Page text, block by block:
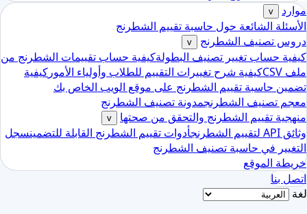
موارد
v
الأسئلة الشائعة حول حاسبة تقييم الشطرنج
دروس تصنيف الشطرنج
v
كيفية حساب تغيير تصنيف البطولةكيفية حساب تقييمات الشطرنج من
ملف CSV
كيفية شرح تغييرات التقييم للطلاب وأولياء الأمور كيفية
تضمين حاسبة تقييم الشطرنج على موقع الويب الخاص بك
معجم تصنيف الشطرنجمدونة تصنيف الشطرنج
منهجية تقييم الشطرنج والتحقق من صحتها
v
وثائق API لتقييم الشطرنج أدوات تقييم الشطرنج القابلة للتضمينسجل
التغيير في حاسبة تصنيف الشطرنج
خريطة الموقع
اتصل بنا
لغة